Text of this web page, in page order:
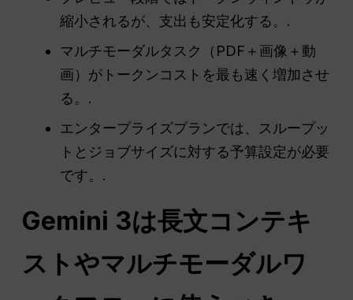
縮小されるが、支出も安定化する。.
マルチモーダルタスク（PDF＋画像＋動
画）がトークンコストを最も速く増加させ
る。.
エンタープライズプランでは、スループッ
トとジョブサイズに対する予算設定が必要
です。.
Gemini 3は長文コンテキ
ストやマルチモーダルワ